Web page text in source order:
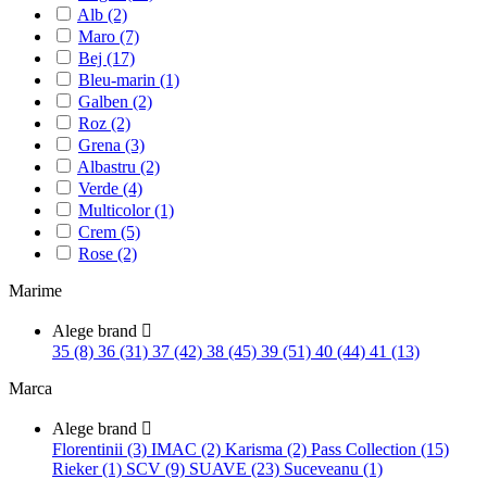
Alb (2)
Maro (7)
Bej (17)
Bleu-marin (1)
Galben (2)
Roz (2)
Grena (3)
Albastru (2)
Verde (4)
Multicolor(1)
Crem (5)
Rose (2)
Marime
Alege brand 
35 (8) 36 (31) 37 (42) 38 (45) 39 (51) 40 (44) 41 (13)
Marca
Alege brand 
Florentinii (3) IMAC (2) Karisma (2) Pass Collection (15)
Rieker (1) SCV (9) SUAVE (23) Suceveanu (1)